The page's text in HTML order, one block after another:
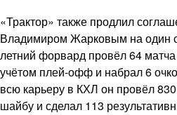
«Трактор» также продлил
Владимиром Жарковым на один
летний форвард провёл 64 матча
учётом плей-офф и набрал 6
всю карьеру в КХЛ он провёл
шайбу и сделал 113